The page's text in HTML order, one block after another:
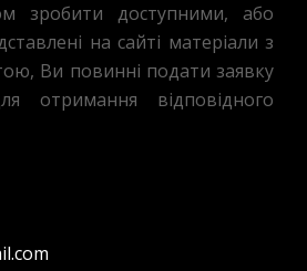
зробити доступними, або
на сайті матеріали з
Ви повинні подати заявку
отримання відповідного